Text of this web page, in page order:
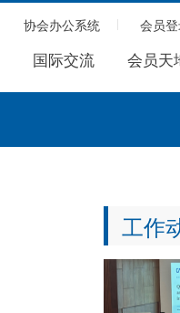
协会办公系统 会员
国际交流 会员天
工作